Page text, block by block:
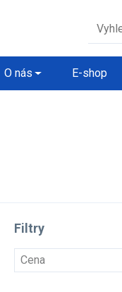
O nás E-shop
Filtry
Cena